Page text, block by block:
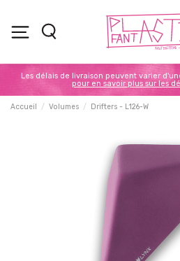
Les délais de livraison peuvent varier
pour en savoir plus sur les
Accueil Volumes Drifters - L126-W